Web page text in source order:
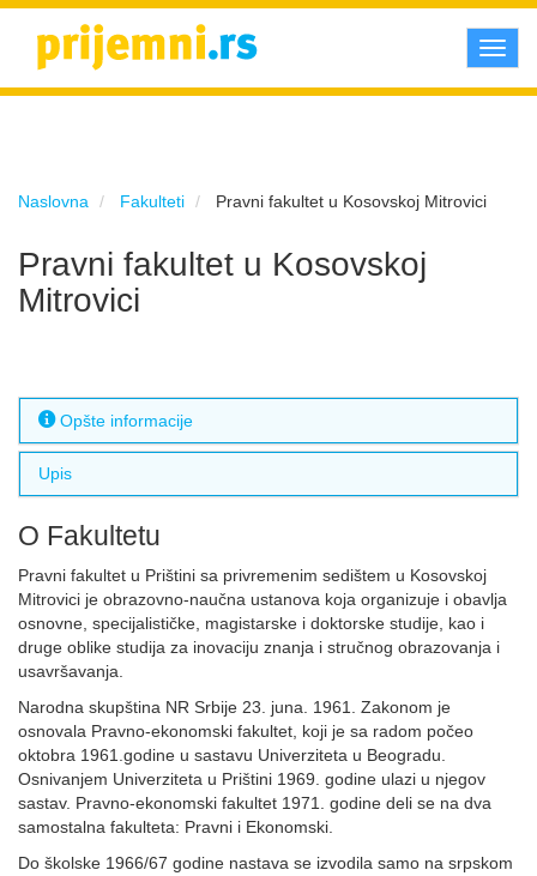
Naslovna Fakulteti Pravni fakultet u Kosovskoj Mitrovici
Pravni fakultet u Kosovskoj
Mitrovici
Opšte informacije
Upis
O Fakultetu
Pravni fakultet u Prištini sa privremenim sedištem u Kosovskoj
Mitrovici je obrazovno-naučna ustanova koja organizuje i obavlja
osnovne, specijalističke, magistarske i doktorske studije, kao i
druge oblike studija za inovaciju znanja i stručnog obrazovanja i
usavršavanja.
Narodna skupština NR Srbije 23. juna. 1961. Zakonom je
osnovala Pravno-ekonomski fakultet, koji je sa radom počeo
oktobra 1961.godine u sastavu Univerziteta u Beogradu.
Osnivanjem Univerziteta u Prištini 1969. godine ulazi u njegov
sastav. Pravno-ekonomski fakultet 1971. godine deli se na dva
samostalna fakulteta: Pravni i Ekonomski.
Do školske 1966/67 godine nastava se izvodila samo na srpskom